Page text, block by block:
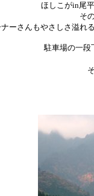
ほしこがin尾
そ
ナーさんもやさしさ溢れ
駐車場の一段
そ